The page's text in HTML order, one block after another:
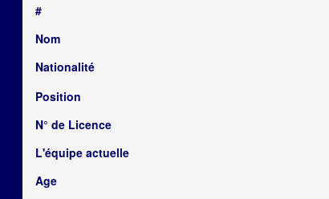
#
Nom
Nationalité
Position
N° de Licence
L'équipe actuelle
Age